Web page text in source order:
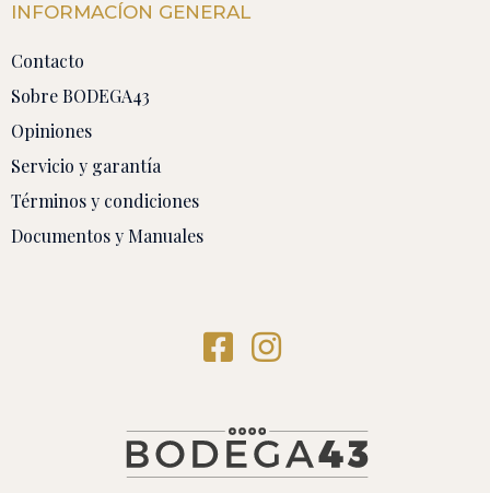
INFORMACÍON GENERAL
Contacto
Sobre BODEGA43
Opiniones
Servicio y garantía
Términos y condiciones
Documentos y Manuales